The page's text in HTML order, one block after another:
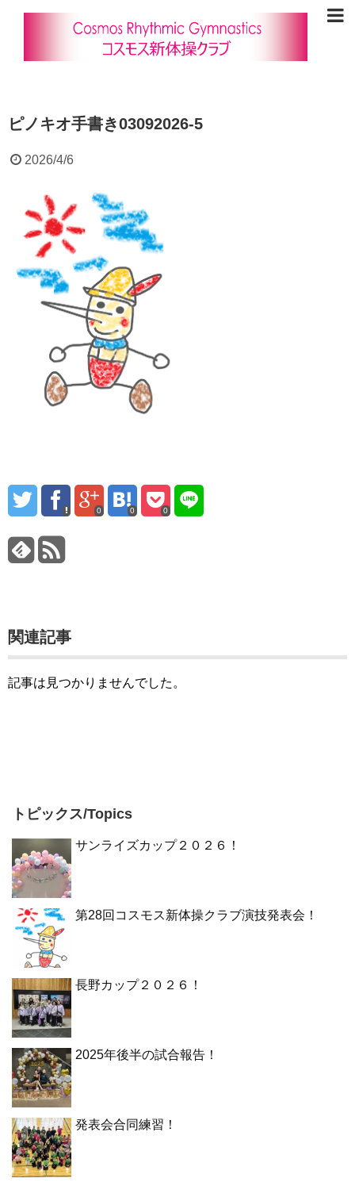
ピノキオ手書き03092026-5
2026/4/6
0 0 0
関連記事
記事は見つかりませんでした。
トピックス/Topics
サンライズカップ２０２６！
第28回コスモス新体操クラブ演技発表会！
長野カップ２０２６！
2025年後半の試合報告！
発表会合同練習！